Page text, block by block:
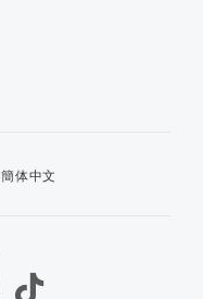
簡体中文